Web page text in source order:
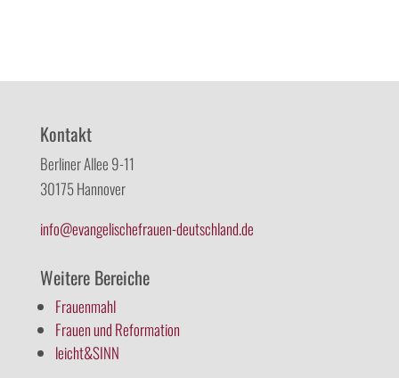
Kontakt
Berliner Allee 9-11
30175 Hannover
info@evangelischefrauen-deutschland.de
Weitere Bereiche
Frauenmahl
Frauen und Reformation
leicht&SINN